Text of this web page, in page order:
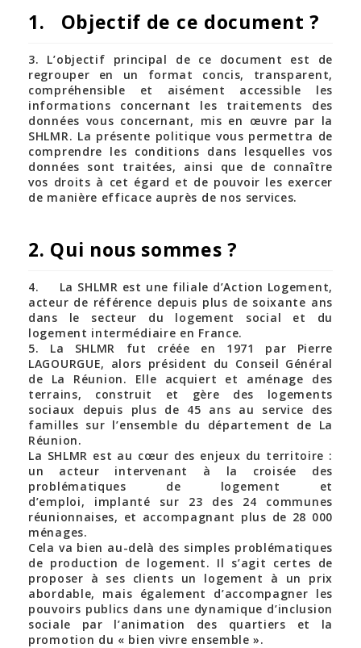
1. Objectif de ce document ?
3. L’objectif principal de ce document est de
regrouper en un format concis, transparent,
compréhensible et aisément accessible les
informations concernant les traitements des
données vous concernant, mis en œuvre par la
SHLMR. La présente politique vous permettra de
comprendre les conditions dans lesquelles vos
données sont traitées, ainsi que de connaître
vos droits à cet égard et de pouvoir les exercer
de manière efficace auprès de nos services.
2. Qui nous sommes ?
4. La SHLMR est une filiale d’Action Logement,
acteur de référence depuis plus de soixante ans
dans le secteur du logement social et du
logement intermédiaire en France.
5. La SHLMR fut créée en 1971 par Pierre
LAGOURGUE, alors président du Conseil Général
de La Réunion. Elle acquiert et aménage des
terrains, construit et gère des logements
sociaux depuis plus de 45 ans au service des
familles sur l’ensemble du département de La
Réunion.
La SHLMR est au cœur des enjeux du territoire :
un acteur intervenant à la croisée des
problématiques de logement et
d’emploi, implanté sur 23 des 24 communes
réunionnaises, et accompagnant plus de 28 000
ménages.
Cela va bien au-delà des simples problématiques
de production de logement. Il s’agit certes de
proposer à ses clients un logement à un prix
abordable, mais également d’accompagner les
pouvoirs publics dans une dynamique d’inclusion
sociale par l’animation des quartiers et la
promotion du « bien vivre ensemble ».